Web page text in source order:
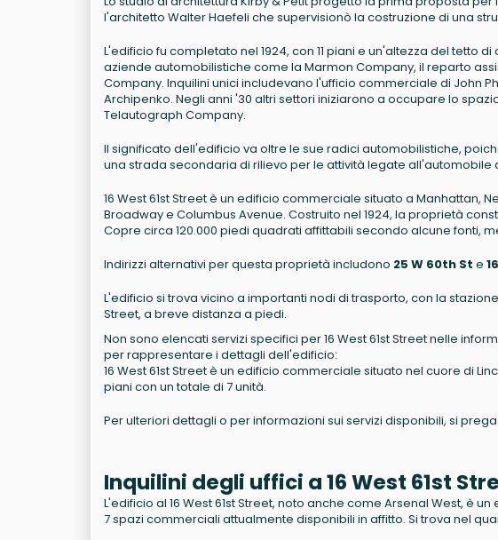
l'architetto Walter Haefeli che supervisionò la costruzione di una
L'edificio fu completato nel 1924, con 11 piani e un'altezza del tetto
aziende automobilistiche come la Marmon Company, il reparto
Company. Inquilini unici includevano l'ufficio commerciale di John
Archipenko. Negli anni '30 altri settori iniziarono a occupare lo
Telautograph Company.
Il significato dell'edificio va oltre le sue radici automobilistiche,
una strada secondaria di rilievo per le attività legate all'automobile
16 West 61st Street è un edificio commerciale situato a Manhattan,
Broadway e Columbus Avenue. Costruito nel 1924, la proprietà
Copre circa 120.000 piedi quadrati affittabili secondo alcune fonti,
Indirizzi alternativi per questa proprietà includono 25 W 60th St e
L'edificio si trova vicino a importanti nodi di trasporto, con la
Street, a breve distanza a piedi.
Non sono elencati servizi specifici per 16 West 61st Street nelle
per rappresentare i dettagli dell'edificio:
16 West 61st Street è un edificio commerciale situato nel cuore di
piani con un totale di 7 unità.
Per ulteriori dettagli o per informazioni sui servizi disponibili, si
Inquilini degli uffici a 16 West 61st
L'edificio al 16 West 61st Street, noto anche come Arsenal West, è
7 spazi commerciali attualmente disponibili in affitto. Si trova nel